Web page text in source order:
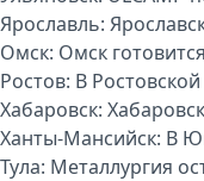
Ярославль:
Омск: Омск
Ростов: В
Хабаровск:
Ханты-Мансийск: В
Тула: Металлургия